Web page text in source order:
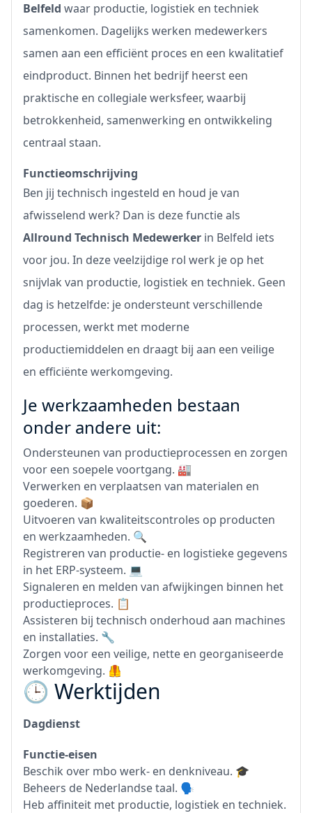
Belfeld waar productie, logistiek en techniek
samenkomen. Dagelijks werken medewerkers
samen aan een efficiënt proces en een kwalitatief
eindproduct. Binnen het bedrijf heerst een
praktische en collegiale werksfeer, waarbij
betrokkenheid, samenwerking en ontwikkeling
centraal staan.
Functieomschrijving
Ben jij technisch ingesteld en houd je van
afwisselend werk? Dan is deze functie als
Allround Technisch Medewerker in Belfeld iets
voor jou. In deze veelzijdige rol werk je op het
snijvlak van productie, logistiek en techniek. Geen
dag is hetzelfde: je ondersteunt verschillende
processen, werkt met moderne
productiemiddelen en draagt bij aan een veilige
en efficiënte werkomgeving.
Je werkzaamheden bestaan
onder andere uit:
Ondersteunen van productieprocessen en zorgen
voor een soepele voortgang. 🏭
Verwerken en verplaatsen van materialen en
goederen. 📦
Uitvoeren van kwaliteitscontroles op producten
en werkzaamheden. 🔍
Registreren van productie- en logistieke gegevens
in het ERP-systeem. 💻
Signaleren en melden van afwijkingen binnen het
productieproces. 📋
Assisteren bij technisch onderhoud aan machines
en installaties. 🔧
Zorgen voor een veilige, nette en georganiseerde
werkomgeving. 🦺
🕒 Werktijden
Dagdienst
Functie-eisen
Beschik over mbo werk- en denkniveau. 🎓
Beheers de Nederlandse taal. 🗣️
Heb affiniteit met productie, logistiek en techniek.